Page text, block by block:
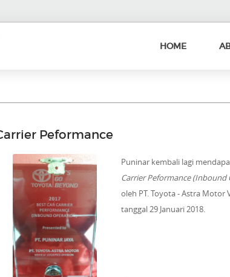
HOME
Peformance
Puninar kembali lagi
Carrier Peformance (Inbound
oleh PT. Toyota - Astra Motor
tanggal 29 Januari 2018.